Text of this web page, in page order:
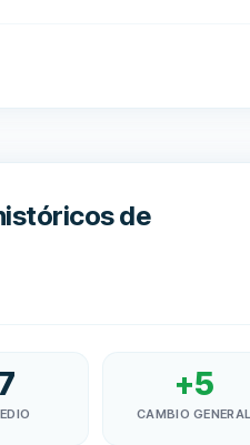
de
+5
CAMBIO GENERAL